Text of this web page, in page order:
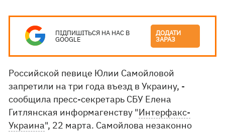
ПІДПИШІТЬСЯ НА НАС В
GOOGLE
ДОДАТИ
ЗАРАЗ
Российской певице Юлии Самойловой
запретили на три года въезд в Украину, -
сообщила пресс-секретарь СБУ Елена
Гитлянская информагенству "Интерфакс-
Украина", 22 марта. Самойлова незаконно